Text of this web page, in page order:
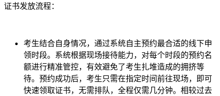
证书发放流程：
考生结合自身情况，通过系统自主预约最合适的线下申
领时段。系统根据现场接待能力，对每个时段的预约名
额进行精准管控，有效避免了考生扎堆造成的拥挤等
待。预约成功后，考生只需在指定时间前往现场，即可
快速领取证书，无需排队，全程仅需几分钟。相较过去